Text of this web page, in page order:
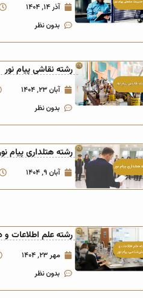
آذر ۱۴, ۱۴۰۴
بدون نظر
رشته نقاشی پیام نور
آبان ۲۳, ۱۴۰۴
بدون نظر
رشته هتلداری پیام
آبان ۹, ۱۴۰۴
رشته علم اطلاعات
مهر ۲۳, ۱۴۰۴
بدون نظر